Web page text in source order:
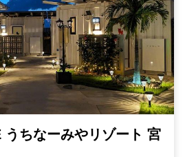
うちなーみやリゾート 宮